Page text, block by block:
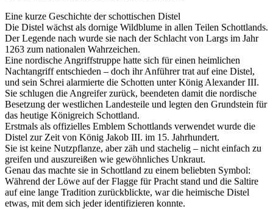
Eine kurze Geschichte der schottischen Distel
Die Distel wächst als dornige Wildblume in allen Teilen Schottlands.
Der Legende nach wurde sie nach der Schlacht von Largs im Jahr
1263 zum nationalen Wahrzeichen.
Eine nordische Angriffstruppe hatte sich für einen heimlichen
Nachtangriff entschieden – doch ihr Anführer trat auf eine Distel,
und sein Schrei alarmierte die Schotten unter König Alexander III.
Sie schlugen die Angreifer zurück, beendeten damit die nordische
Besetzung der westlichen Landesteile und legten den Grundstein für
das heutige Königreich Schottland.
Erstmals als offizielles Emblem Schottlands verwendet wurde die
Distel zur Zeit von König Jakob III. im 15. Jahrhundert.
Sie ist keine Nutzpflanze, aber zäh und stachelig – nicht einfach zu
greifen und auszureißen wie gewöhnliches Unkraut.
Genau das machte sie in Schottland zu einem beliebten Symbol:
Während der Löwe auf der Flagge für Pracht stand und die Saltire
auf eine lange Tradition zurückblickte, war die heimische Distel
etwas, mit dem sich jeder identifizieren konnte.